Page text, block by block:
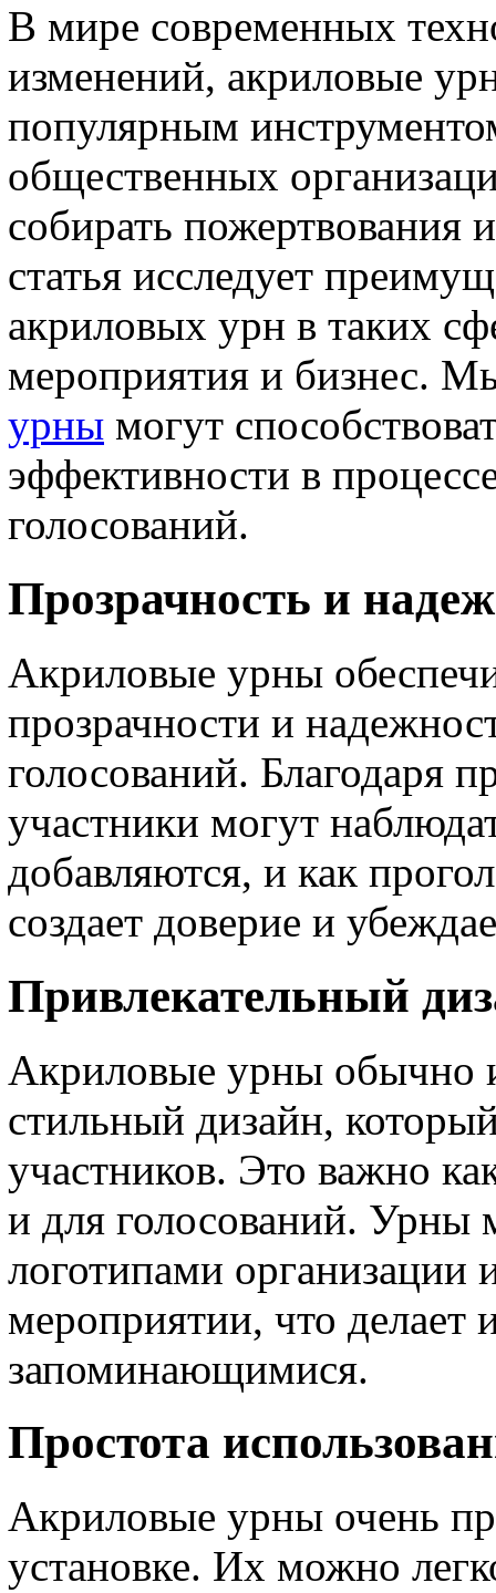
В мире современных
изменений, акриловые
популярным
общественных
собирать пожертвования
статья исследует
акриловых урн в таких
мероприятия и бизнес.
урны могут
эффективности в
голосований.
Прозрачность и
Акриловые урны
прозрачности и
голосований. Благодаря
участники могут
добавляются, и как
создает доверие и
Привлекательный
Акриловые урны обычно
стильный дизайн,
участников. Это важно
и для голосований. Урны
логотипами
мероприятии, что делает
запоминающимися.
Простота
Акриловые урны очень
установке. Их можно